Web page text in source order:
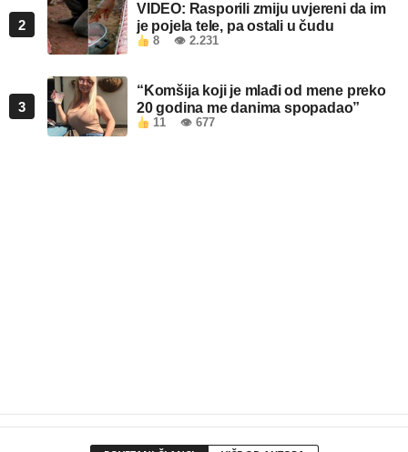
2
VIDEO: Rasporili zmiju uvjereni da im
je pojela tele, pa ostali u čudu
8 👁 2.231
3
“Komšija koji je mlađi od mene preko
20 godina me danima spopadao”
11 👁 677